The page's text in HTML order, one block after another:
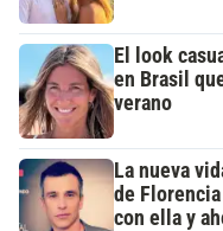
El look
en Brasil
verano
La nueva
de
con ella y